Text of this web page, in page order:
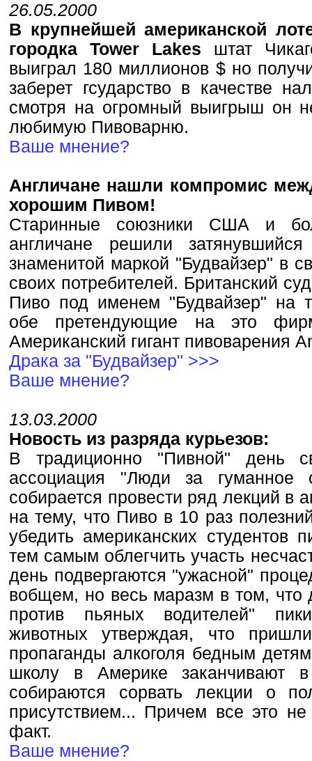
26.05.2000
В крупнейшей американской
городка Tower Lakes штат
выиграл 180 миллионов $ но
заберет гсударство в качестве
смотря на огромный выигрыш он
любимую Пивоварню.
Ваше мнение?
Англичане нашли компромис
хорошим Пивом!
Старинные союзники США и
англичане решили
знаменитой маркой "Будвайзер" в
своих потребителей. Британский
Пиво под именем "Будвайзер" на
обе претендующие на это
Американский гигант пивоварения
Драка за "Будвайзер" >>>
Ваше мнение?
13.03.2000
Новость из разряда курьезов:
В традиционно "Пивной" день
ассоциация "Люди за гуманное
собирается провести ряд лекций в
на тему, что Пиво в 10 раз
убедить американских студентов
тем самым облегчить участь
день подвергаются "ужасной"
вобщем, но весь маразм в том, что
против пьяных водителей"
животных утверждая, что
пропаганды алкоголя бедным
школу в Америке заканчивают
собираются сорвать лекции о
присутствием... Причем все это
факт.
Ваше мнение?